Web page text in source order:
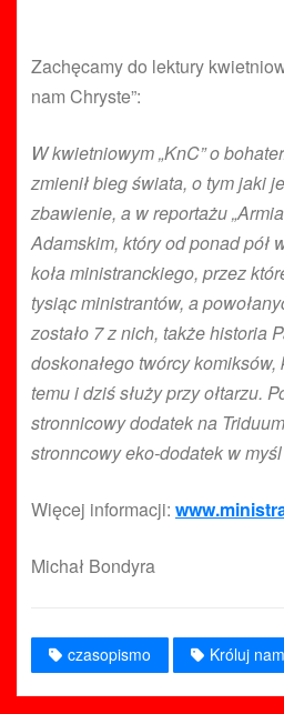
Zachęcamy do lektury
nam Chryste”:
W kwietniowym „KnC” o
zmienił bieg świata, o tym jaki
zbawienie, a w reportażu
Adamskim, który od ponad pół
koła ministranckiego, przez
tysiąc ministrantów, a
zostało 7 z nich, także historia
doskonałego twórcy
temu i dziś służy przy ołtarzu.
stronnicowy dodatek na
stronncowy eko-dodatek w
Więcej informacji:
Michał Bondyra
czasopismo Króluj